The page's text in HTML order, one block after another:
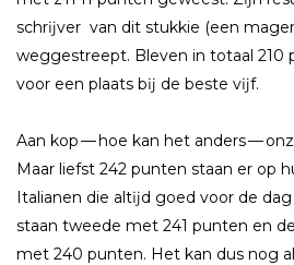
schrĳver van dit stukkie (een
weggestreept. Bleven in totaal 210
voor een plaats bĳ de beste vĳf.
Aan kop — hoe kan het anders —
Maar liefst 242 punten staan er op
Italianen die altĳd goed voor de
staan tweede met 241 punten en
met 240 punten. Het kan dus nog